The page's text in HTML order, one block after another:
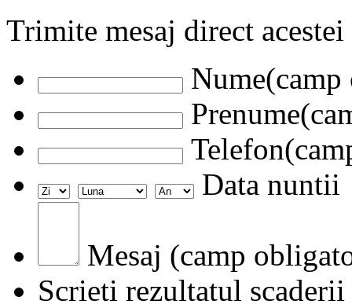
Trimite mesaj direct
Data nuntii
Mesaj (camp
Scrieti rezultatul scaderii